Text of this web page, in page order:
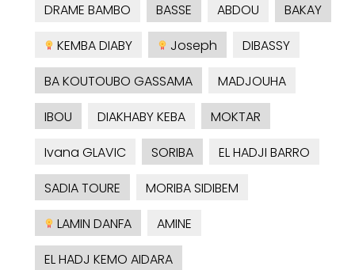
DRAME BAMBO
BASSE ABDOU
BAKAY
KEMBA DIABY
Joseph
DIBASSY
BA KOUTOUBO GASSAMA
MADJOUHA
IBOU
DIAKHABY KEBA
MOKTAR
Ivana GLAVIC
SORIBA
EL HADJI BARRO
SADIA TOURE
MORIBA SIDIBEM
LAMIN DANFA
AMINE
EL HADJ KEMO AIDARA